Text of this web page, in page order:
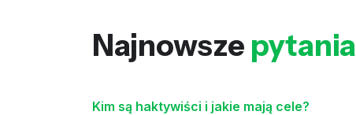
Najnowsze pytania
Kim są haktywiści i jakie mają cele?